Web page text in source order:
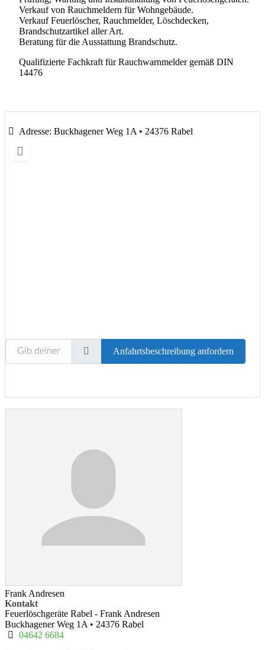
Verkauf von Rauchmeldern für Wohngebäude.
Verkauf Feuerlöscher, Rauchmelder, Löschdecken,
Brandschutzartikel aller Art.
Beratung für die Ausstattung Brandschutz.
Qualifizierte Fachkraft für Rauchwarnmelder gemäß DIN
14476
Adresse: Buckhagener Weg 1A • 24376 Rabel
Gib deinen Standort ein.
Anfahrtsbeschreibung anfordern
Frank Andresen
Kontakt
Feuerlöschgeräte Rabel - Frank Andresen
Buckhagener Weg 1A • 24376 Rabel
04642 6684